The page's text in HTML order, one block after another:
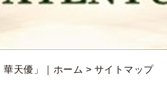
天優」｜ホーム > サイトマップ